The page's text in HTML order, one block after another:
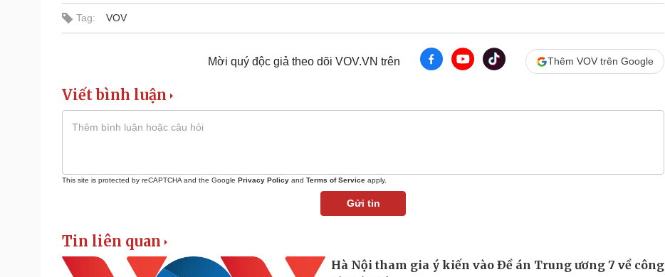
Tag: VOV
Mời quý độc giả theo dõi VOV.VN trên Thêm VOV trên Google
Viết bình luận
This site is protected by reCAPTCHA and the Google Privacy Policy and Terms of Service apply.
Gửi tin
Tin liên quan
Hà Nội tham gia ý kiến vào Ðề án Trung ương 7 về công